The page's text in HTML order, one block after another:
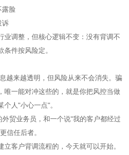
露脸
诉
业调整，但核心逻辑不变：没有背调不
件按风险定。
越来越透明，但风险从来不会消失。骗
唯一能对冲这些的，就是你把风控当做
人"小心一点"。
贸业务员，和一个说"我的客户都经过
信任后者。
客户背调流程的，今天就可以开始。